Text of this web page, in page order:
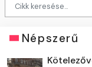
Népszerű